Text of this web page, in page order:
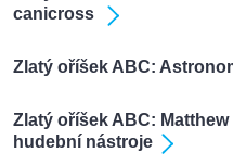
canicross
Zlatý oříšek ABC:
Zlatý oříšek ABC:
hudební nástroje